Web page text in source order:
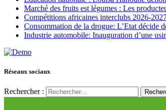
Marché des fruits est légumes : Les
Compétitions africaines interclubs 2026-
Consommation de la drogue: L’Etat décide
Industrie automobile: Inauguration d’une
Réseaux sociaux
Rechercher :